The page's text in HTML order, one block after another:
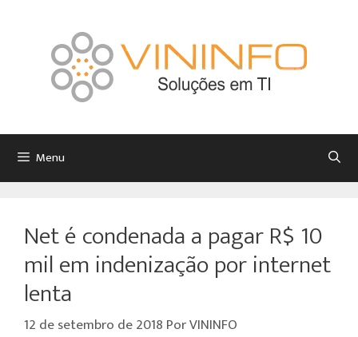
Menu
Net é condenada a pagar R$ 10
mil em indenização por internet
lenta
12 de setembro de 2018 PorVININFO